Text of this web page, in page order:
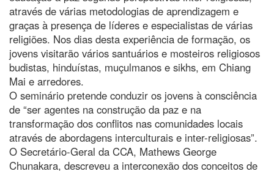
através de várias metodologias de aprendizagem e
graças à presença de líderes e especialistas de várias
religiões. Nos dias desta experiência de formação, os
jovens visitarão vários santuários e mosteiros religiosos
budistas, hinduístas, muçulmanos e sikhs, em Chiang
Mai e arredores.
O seminário pretende conduzir os jovens à consciência
de “ser agentes na construção da paz e na
transformação dos conflitos nas comunidades locais
através de abordagens interculturais e inter-religiosas”.
O Secretário-Geral da CCA, Mathews George
Chunakara, descreveu a interconexão dos conceitos de